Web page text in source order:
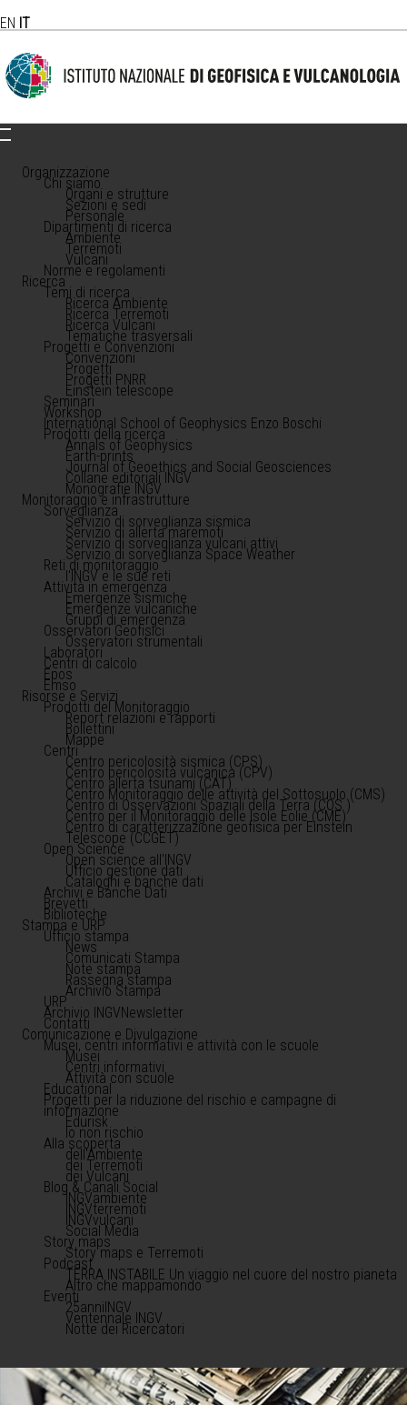
EN IT
Organizzazione
Chi siamo
Organi e strutture
Sezioni e sedi
Personale
Dipartimenti di ricerca
Ambiente
Terremoti
Vulcani
Norme e regolamenti
Ricerca
Temi di ricerca
Ricerca Ambiente
Ricerca Terremoti
Ricerca Vulcani
Tematiche trasversali
Progetti e Convenzioni
Convenzioni
Progetti
Progetti PNRR
Einstein telescope
Seminari
Workshop
International School of Geophysics Enzo Boschi
Prodotti della ricerca
Annals of Geophysics
Earth-prints
Journal of Geoethics and Social Geosciences
Collane editoriali INGV
Monografie INGV
Monitoraggio e infrastrutture
Sorveglianza
Servizio di sorveglianza sismica
Servizio di allerta maremoti
Servizio di sorveglianza vulcani attivi
Servizio di sorveglianza Space Weather
Reti di monitoraggio
l'INGV e le sue reti
Attività in emergenza
Emergenze sismiche
Emergenze vulcaniche
Gruppi di emergenza
Osservatori Geofisici
Osservatori strumentali
Laboratori
Centri di calcolo
Epos
Emso
Risorse e Servizi
Prodotti del Monitoraggio
Report relazioni e rapporti
Bollettini
Mappe
Centri
Centro pericolosità sismica (CPS)
Centro pericolosità vulcanica (CPV)
Centro allerta tsunami (CAT)
Centro Monitoraggio delle attività del Sottosuolo (CMS)
Centro di Osservazioni Spaziali della Terra (COS )
Centro per il Monitoraggio delle Isole Eolie (CME)
Centro di caratterizzazione geofisica per Einstein
Telescope (CCGET)
Open Science
Open science all'INGV
Ufficio gestione dati
Cataloghi e banche dati
Archivi e Banche Dati
Brevetti
Biblioteche
Stampa e URP
Ufficio stampa
News
Comunicati Stampa
Note stampa
Rassegna stampa
Archivio Stampa
URP
Archivio INGVNewsletter
Contatti
Comunicazione e Divulgazione
Musei, centri informativi e attività con le scuole
Musei
Centri informativi
Attività con scuole
Educational
Progetti per la riduzione del rischio e campagne di
informazione
Edurisk
Io non rischio
Alla scoperta
dell'Ambiente
dei Terremoti
dei Vulcani
Blog & Canali Social
INGVambiente
INGVterremoti
INGVvulcani
Social Media
Story maps
Story maps e Terremoti
Podcast
TERRA INSTABILE Un viaggio nel cuore del nostro pianeta
Altro che mappamondo
Eventi
25anniINGV
Ventennale INGV
Notte dei Ricercatori